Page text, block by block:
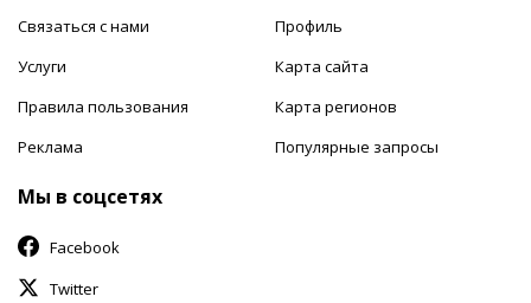
Связаться с нами
Услуги
Правила пользования
Реклама
Профиль
Карта сайта
Карта регионов
Популярные запросы
Мы в соцсетях
Facebook
Twitter